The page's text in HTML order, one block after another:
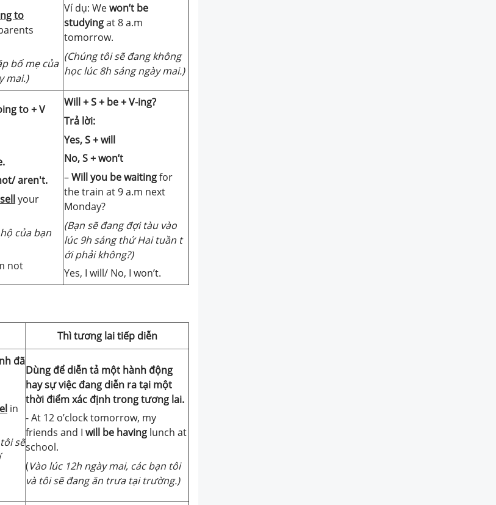
to
bố mẹ của
mai.)
Ví dụ: Wewon’t be
studyingat 8 a.m
tomorrow.
(Chúng tôi sẽ đang không
học lúc 8h sáng ngày mai.)
to + V
aren't.
your
của bạn
not
Will + S + be + V-ing?
Trả lời:
Yes, S + will
No, S + won’t
–Will you be waitingfor
the train at 9 a.m next
Monday?
(Bạn sẽ đang đợi tàu vào
lúc 9h sáng thứ Hai tuần t
ới phải không?)
Yes, I will/ No, I won’t.
Thì tương lai tiếp diễn
đã
in
sẽ
Dùng để diễn tả một hành động
hay sự việc đang diễn ra tại một
thời điểm xác định trong tương lai.
- At 12 o’clock tomorrow, my
friends and I will be having lunch at
school.
(Vào lúc 12h ngày mai, các bạn tôi
và tôi sẽ đang ăn trưa tại trường.)